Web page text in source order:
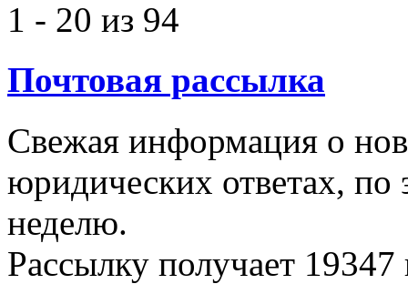
1 - 20 из 94
Почтовая рассылка
Свежая информация о
юридических ответах, по
неделю.
Рассылку получает 19347